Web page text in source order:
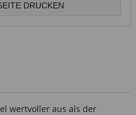
DRUCKEN
wertvoller aus als der